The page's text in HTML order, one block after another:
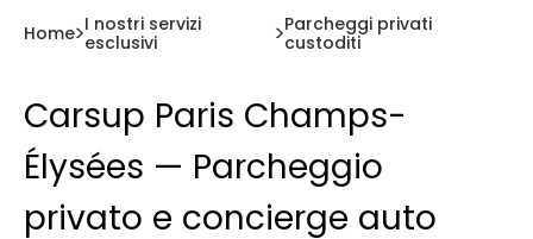
Home I nostri servizi
esclusivi
Parcheggi privati
custoditi
Carsup Paris Champs-
Élysées — Parcheggio
privato e concierge auto